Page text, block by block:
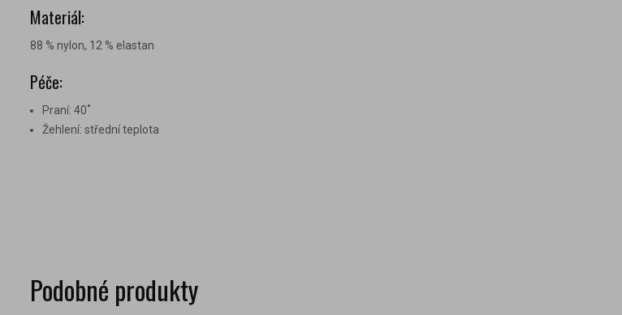
Materiál:
88 % nylon, 12 % elastan
Péče:
Praní: 40˚
Žehlení: střední teplota
Podobné produkty